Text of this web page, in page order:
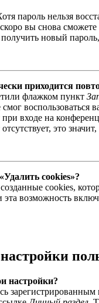
пароль нельзя
вы снова
новый
приходится
флажком пункт
при входе на
отсутствует, это
cookies»?
cookies,
эта возможность
настройки?